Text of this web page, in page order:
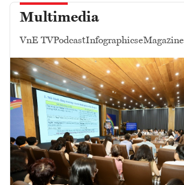
Multimedia
VnE TVPodcastInfographicseMagazine